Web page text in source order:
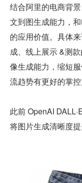
结合阿里的电商背
文到图生成能力，
的应用价值。具体
成、线上展示 &测
像生成能力，缩短
流趋势有更好的掌控
此前 OpenAI
将图片生成清晰度提